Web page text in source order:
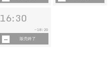
16:30
~18:20
販売終了